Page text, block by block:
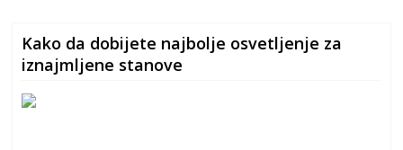
Kako da dobijete najbolje osvetljenje za
iznajmljene stanove